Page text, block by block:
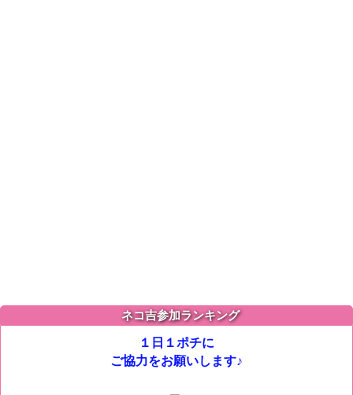
ネコ吉参加ランキング
１日１ポチに
ご協力をお願いします♪